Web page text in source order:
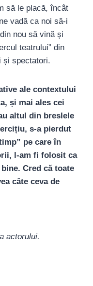
să le placă, încât
vadă ca noi să-i
nou să vină și
teatrului” din
și spectatori.
ale contextului
și mai ales cei
altul din breslele
s-a pierdut
pe care în
l-am fi folosit ca
Cred că toate
câte ceva de
actorului.